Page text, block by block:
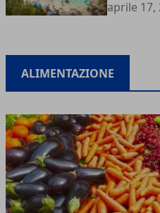
aprile 17,
ALIMENTAZIONE